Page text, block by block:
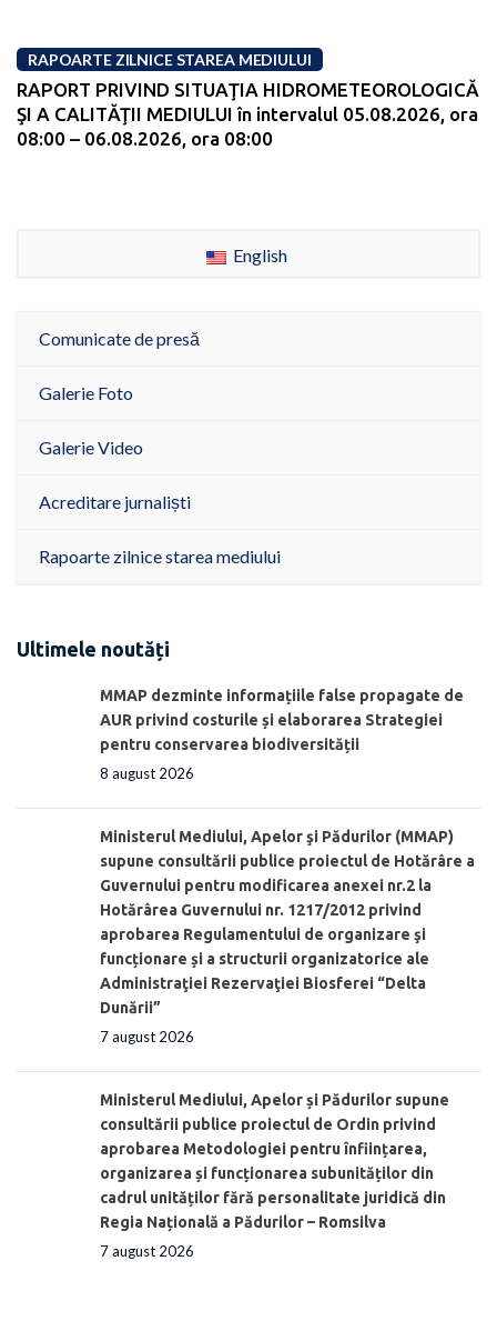
RAPOARTE ZILNICE STAREA MEDIULUI
RAPORT PRIVIND SITUAŢIA HIDROMETEOROLOGICĂ
ŞI A CALITĂŢII MEDIULUI în intervalul 05.08.2026, ora
08:00 – 06.08.2026, ora 08:00
English
Comunicate de presă
Galerie Foto
Galerie Video
Acreditare jurnaliști
Rapoarte zilnice starea mediului
Ultimele noutăți
MMAP dezminte informațiile false propagate de
AUR privind costurile și elaborarea Strategiei
pentru conservarea biodiversității
8 august 2026
Ministerul Mediului, Apelor şi Pădurilor (MMAP)
supune consultării publice proiectul de Hotărâre a
Guvernului pentru modificarea anexei nr.2 la
Hotărârea Guvernului nr. 1217/2012 privind
aprobarea Regulamentului de organizare şi
funcționare și a structurii organizatorice ale
Administraţiei Rezervaţiei Biosferei “Delta
Dunării”
7 august 2026
Ministerul Mediului, Apelor și Pădurilor supune
consultării publice proiectul de Ordin privind
aprobarea Metodologiei pentru înființarea,
organizarea și funcționarea subunităților din
cadrul unităților fără personalitate juridică din
Regia Națională a Pădurilor – Romsilva
7 august 2026